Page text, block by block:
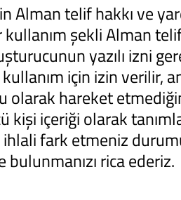
Alman telif hakkı ve
şekli Alman
yazılı izni
için izin verilir,
olarak hareket
içeriği olarak
fark etmeniz
rica ederiz.